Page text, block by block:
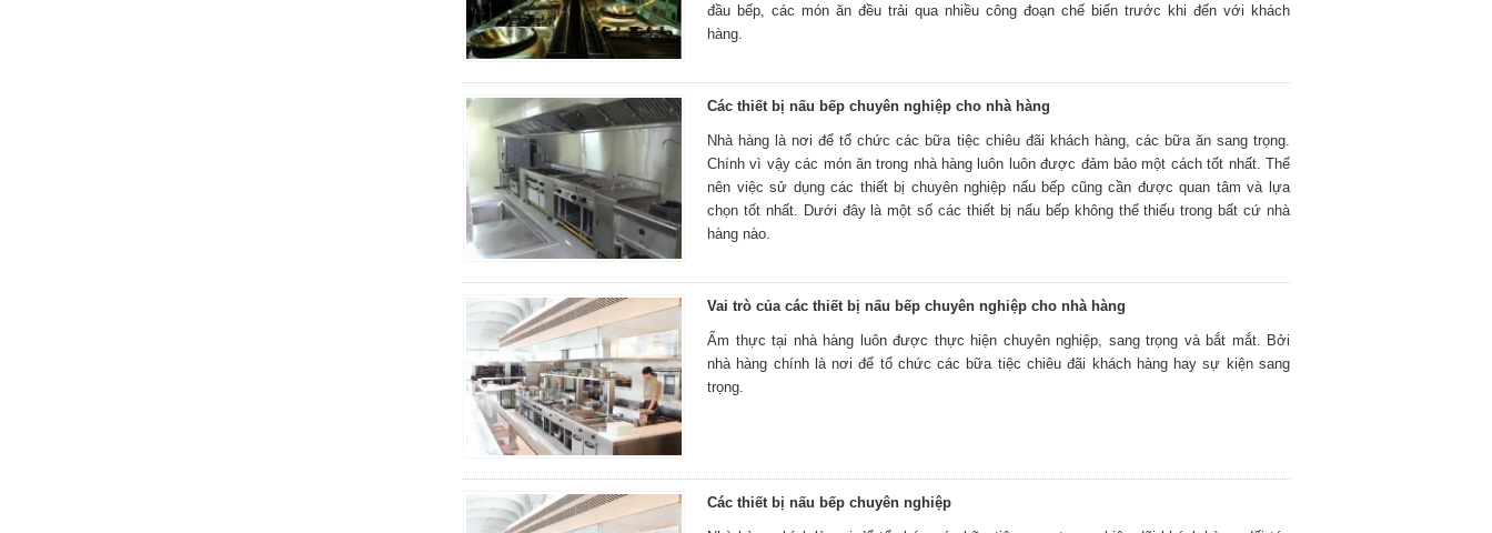
đầu bếp, các món ăn đều trải qua nhiều công đoạn chế biến trước khi đến với khách
hàng.
Các thiết bị nấu bếp chuyên nghiệp cho nhà hàng
Nhà hàng là nơi để tổ chức các bữa tiệc chiêu đãi khách hàng, các bữa ăn sang trọng.
Chính vì vậy các món ăn trong nhà hàng luôn luôn được đảm bảo một cách tốt nhất. Thế
nên việc sử dụng các thiết bị chuyên nghiệp nấu bếp cũng cần được quan tâm và lựa
chọn tốt nhất. Dưới đây là một số các thiết bị nấu bếp không thể thiếu trong bất cứ nhà
hàng nào.
Vai trò của các thiết bị nấu bếp chuyên nghiệp cho nhà hàng
Ẩm thực tại nhà hàng luôn được thực hiện chuyên nghiệp, sang trọng và bắt mắt. Bởi
nhà hàng chính là nơi để tổ chức các bữa tiệc chiêu đãi khách hàng hay sự kiện sang
trọng.
Các thiết bị nấu bếp chuyên nghiệp